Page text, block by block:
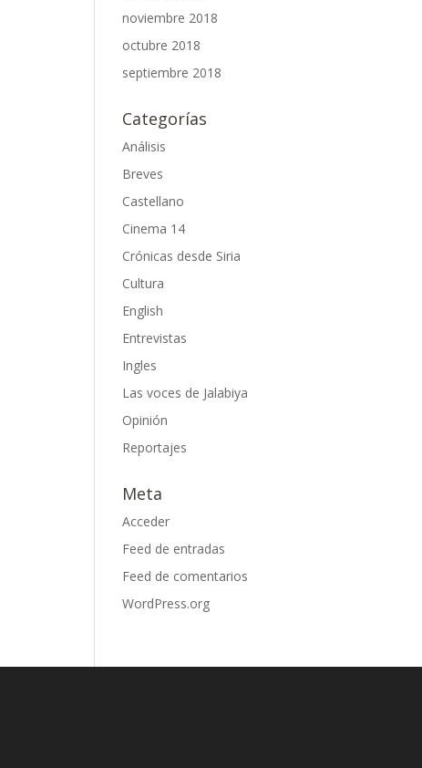
noviembre 2018
octubre 2018
septiembre 2018
Categorías
Análisis
Breves
Castellano
Cinema 14
Crónicas desde Siria
Cultura
English
Entrevistas
Ingles
Las voces de Jalabiya
Opinión
Reportajes
Meta
Acceder
Feed de entradas
Feed de comentarios
WordPress.org